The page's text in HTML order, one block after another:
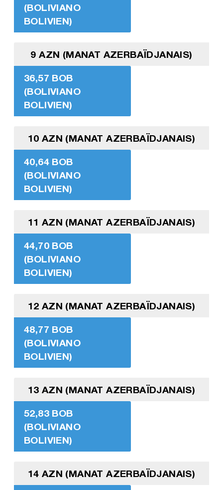
(BOLIVIANO
BOLIVIEN)
9 AZN (MANAT AZERBAÏDJANAIS)
36,57 BOB
(BOLIVIANO
BOLIVIEN)
10 AZN (MANAT AZERBAÏDJANAIS)
40,64 BOB
(BOLIVIANO
BOLIVIEN)
11 AZN (MANAT AZERBAÏDJANAIS)
44,70 BOB
(BOLIVIANO
BOLIVIEN)
12 AZN (MANAT AZERBAÏDJANAIS)
48,77 BOB
(BOLIVIANO
BOLIVIEN)
13 AZN (MANAT AZERBAÏDJANAIS)
52,83 BOB
(BOLIVIANO
BOLIVIEN)
14 AZN (MANAT AZERBAÏDJANAIS)